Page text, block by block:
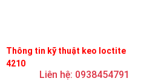
Thông tin kỹ thuật keo loctite
4210
Liên hệ: 0938454791